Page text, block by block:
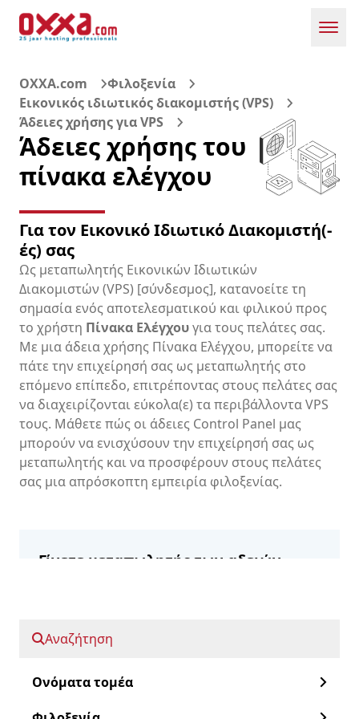
Ονόματα τομέα
Αναζήτηση
OXXA.com
Φιλοξενία
Εικονικός ιδιωτικός διακομιστής (VPS)
Άδειες χρήσης για VPS
Άδειες χρήσης του
πίνακα ελέγχου
Για τον Εικονικό Ιδιωτικό Διακομιστή(-
ές) σας
Ως μεταπωλητής Εικονικών Ιδιωτικών
Διακομιστών (VPS) [σύνδεσμος], κατανοείτε τη
σημασία ενός αποτελεσματικού και φιλικού προς
το χρήστη Πίνακα Ελέγχουγια τους πελάτες σας.
Με μια άδεια χρήσης Πίνακα Ελέγχου, μπορείτε να
πάτε την επιχείρησή σας ως μεταπωλητής στο
επόμενο επίπεδο, επιτρέποντας στους πελάτες σας
να διαχειρίζονται εύκολα(ε) τα περιβάλλοντα VPS
τους. Μάθετε πώς οι άδειες Control Panel μας
μπορούν να ενισχύσουν την επιχείρησή σας ως
μεταπωλητής και να προσφέρουν στους πελάτες
σας μια απρόσκοπτη εμπειρία φιλοξενίας.
Γίνετε μεταπωλητής των αδειών
Προχωρήστε μπροστά: